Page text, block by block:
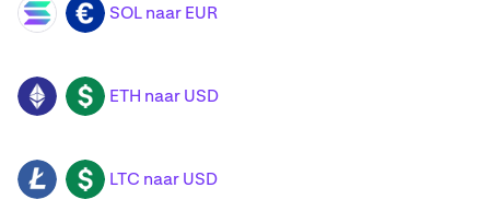
SOL EUR SOL naar EUR
ETH USD ETH naar USD
LTC USD LTC naar USD